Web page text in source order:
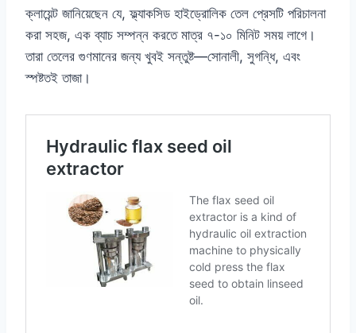
ক্লায়েন্ট জানিয়েছেন যে, ফ্ল্যাকসিড হাইড্রোলিক তেল প্রেসটি পরিচালনা
করা সহজ, এক ব্যাচ সম্পন্ন করতে মাত্র ৭-১০ মিনিট সময় লাগে।
তারা তেলের গুণমানের জন্য খুবই সন্তুষ্ট—সোনালী, সুগন্ধি, এবং
স্পষ্টতই তাজা।